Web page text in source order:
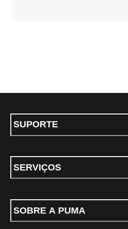
SUPORTE
SERVIÇOS
SOBRE A PUMA